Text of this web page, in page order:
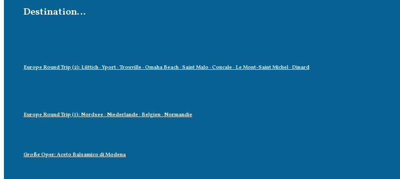
Destination…
Europe Round Trip (2): Lüttich · Yport · Trouville · Omaha Beach · Saint Malo · Concale · Le Mont-Saint Michel · Dinard
Europe Round Trip (1): Nordsee · Niederlande · Belgien · Normandie
Große Oper: Aceto Balsamico di Modena